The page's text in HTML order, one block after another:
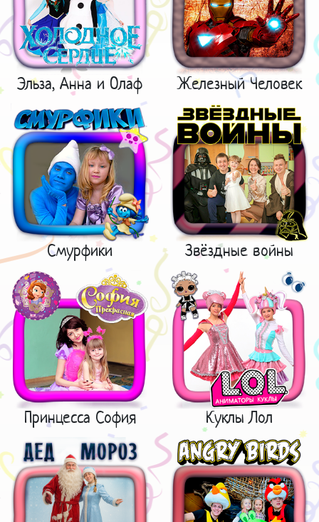
Эльза, Анна и Олаф Железный Человек
Смурфики Звёздные войны
Принцесса София Куклы Лол